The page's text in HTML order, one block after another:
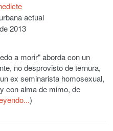
actual
2013
a morir" aborda con un
no desprovisto de ternura,
ex seminarista homosexual,
con alma de mimo, de
)